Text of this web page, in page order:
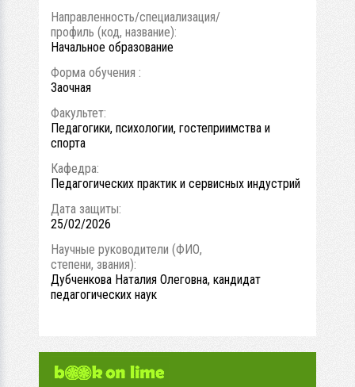
Направленность/специализация/
профиль (код, название):
Начальное образование
Форма обучения :
Заочная
Факультет:
Педагогики, психологии, гостеприимства и
спорта
Кафедра:
Педагогических практик и сервисных индустрий
Дата защиты:
25/02/2026
Научные руководители (ФИО,
степени, звания):
Дубченкова Наталия Олеговна, кандидат
педагогических наук